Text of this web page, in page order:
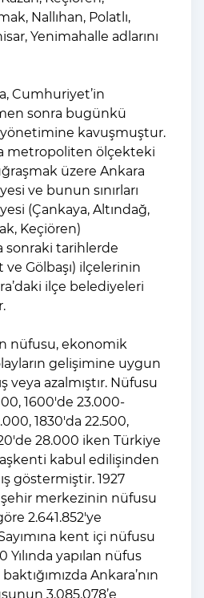
Nallıhan, Polatlı,
Yenimahalle adlarını
Cumhuriyet’in
sonra bugünkü
kavuşmuştur.
metropoliten ölçekteki
üzere Ankara
ve bunun sınırları
(Çankaya, Altındağ,
Keçiören)
sonraki tarihlerde
Gölbaşı) ilçelerinin
ilçe belediyeleri
nüfusu, ekonomik
gelişimine uygun
veya azalmıştır. Nüfusu
1600'de 23.000-
1830'da 22.500,
28.000 iken Türkiye
kabul edilişinden
göstermiştir. 1927
şehir merkezinin nüfusu
2.641.852'ye
kent içi nüfusu
Yılında yapılan nüfus
Ankara’nın
3.085.078’e